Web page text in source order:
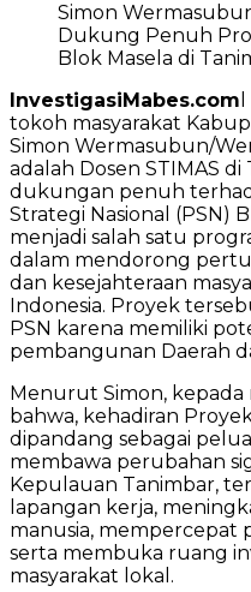
Simon
Dukung Penuh
Blok Masela di
InvestigasiMabes.com
tokoh masyarakat
Simon Wermasubun/
adalah Dosen STIMAS
dukungan penuh
Strategi Nasional (PSN)
menjadi salah satu
dalam mendorong
dan kesejahteraan
Indonesia. Proyek
PSN karena memiliki
pembangunan Daerah
Menurut Simon,
bahwa, kehadiran
dipandang sebagai
membawa perubahan
Kepulauan Tanimbar,
lapangan kerja,
manusia,
serta membuka ruang
masyarakat lokal.